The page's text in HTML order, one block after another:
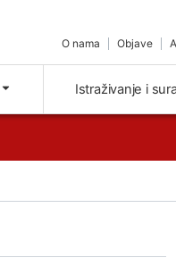
O nama Objave
Istraživanje i